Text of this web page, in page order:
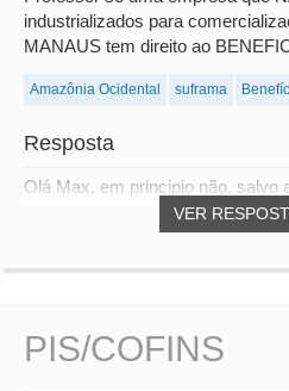
industrializados para
MANAUS tem direito ao
Amazônia Ocidental suframa
Resposta
VER
Olá Max, em principio não, salvo
PIS/COFINS